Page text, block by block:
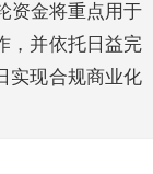
资金将重点用于
，并依托日益完
实现合规商业化